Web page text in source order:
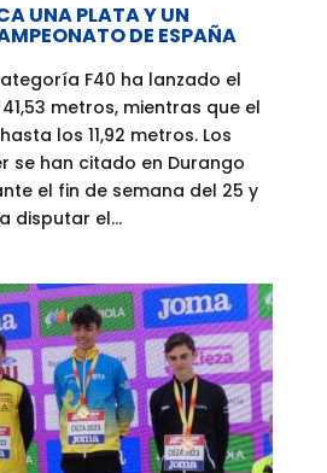
UNA PLATA Y UN
DE ESPAÑA
F40 ha lanzado el
metros, mientras que el
los 11,92 metros. Los
se han citado en Durango
el fin de semana del 25 y
disputar el...